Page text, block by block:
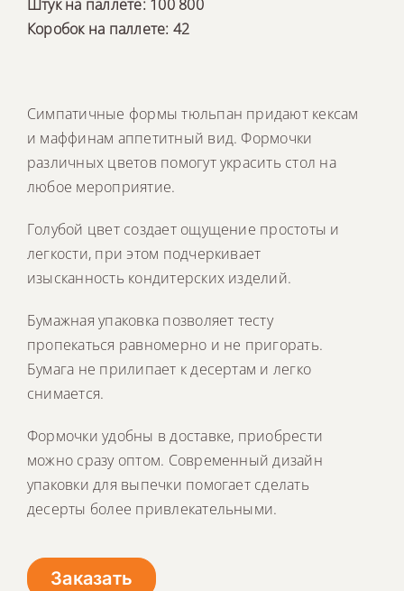
Штук на паллете: 100 800
Коробок на паллете: 42
Симпатичные формы тюльпан придают кексам
и маффинам аппетитный вид. Формочки
различных цветов помогут украсить стол на
любое мероприятие.
Голубой цвет создает ощущение простоты и
легкости, при этом подчеркивает
изысканность кондитерских изделий.
Бумажная упаковка позволяет тесту
пропекаться равномерно и не пригорать.
Бумага не прилипает к десертам и легко
снимается.
Формочки удобны в доставке, приобрести
можно сразу оптом. Современный дизайн
упаковки для выпечки помогает сделать
десерты более привлекательными.
Заказать